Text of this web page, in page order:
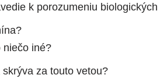
k porozumeniu biologických
niečo iné?
za touto vetou?